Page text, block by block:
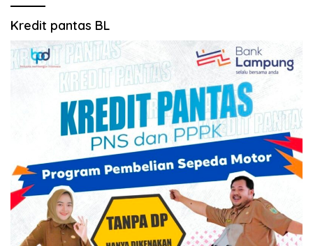
Kredit pantas BL